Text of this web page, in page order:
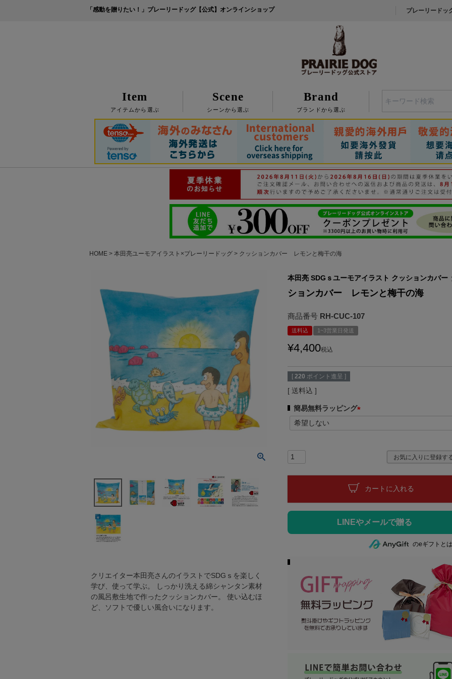
「感動を贈りたい！」プレーリードッグ【公式】オンラインショップ プレーリードッ
Item
アイテムから選ぶ
Scene
シーンから選ぶ
Brand
ブランドから選ぶ
検索
HOME 本田亮ユーモアイラスト×プレーリードッグ クッションカバー レモンと梅干の海
クリエイター本田亮さんのイラストでSDGｓを楽しく
学び、使って学ぶ。 しっかり洗える綿シャンタン素材
の風呂敷生地で作ったクッションカバー。 使い込むほ
ど、ソフトで優しい風合いになります。
本田亮 SDGｓユーモアイラスト クッションカバー
ションカバー レモンと梅干の海
商品番号 RH-CUC-107
送料込 1~3営業日発送
¥4,400税込
[ 220 ポイント進呈 ]
送料込
簡易無料ラッピング
必
お気に入りに登録す
カートに入れる
のeギフトと